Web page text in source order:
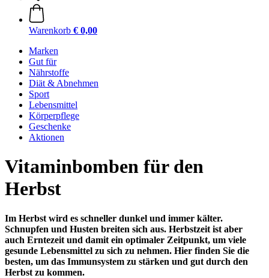
Warenkorb € 0,00
Marken
Gut für
Nährstoffe
Diät & Abnehmen
Sport
Lebensmittel
Körperpflege
Geschenke
Aktionen
Vitaminbomben für den
Herbst
Im Herbst wird es schneller dunkel und immer kälter.
Schnupfen und Husten breiten sich aus. Herbstzeit ist aber
auch Erntezeit und damit ein optimaler Zeitpunkt, um viele
gesunde Lebensmittel zu sich zu nehmen. Hier finden Sie die
besten, um das Immunsystem zu stärken und gut durch den
Herbst zu kommen.